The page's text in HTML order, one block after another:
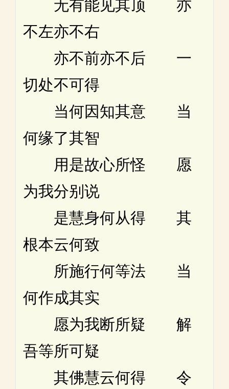
无有能见其顶 亦
不左亦不右
亦不前亦不后 一
切处不可得
当何因知其意 当
何缘了其智
用是故心所怪 愿
为我分别说
是慧身何从得 其
根本云何致
所施行何等法 当
何作成其实
愿为我断所疑 解
吾等所可疑
其佛慧云何得 令